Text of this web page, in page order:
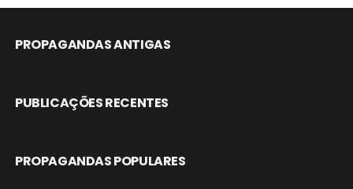
PROPAGANDAS ANTIGAS
PUBLICAÇÕES RECENTES
PROPAGANDAS POPULARES